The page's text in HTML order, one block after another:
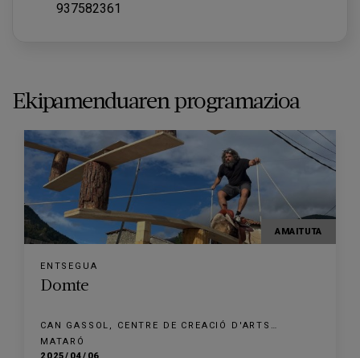
937582361
Ekipamenduaren programazioa
AMAITUTA
ENTSEGUA
Domte
CAN GASSOL, CENTRE DE CREACIÓ D'ARTS
ESCÈNIQUES
MATARÓ